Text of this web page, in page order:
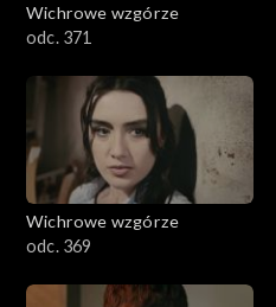
Wichrowe wzgórze
odc. 371
Wichrowe wzgórze
odc. 369